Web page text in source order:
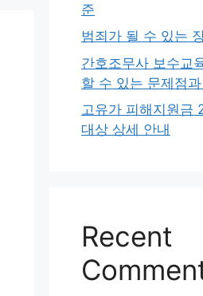
준
범죄가 될 수 있는
간호조무사 보수교
할 수 있는 문제점
고유가 피해지원금
대상 상세 안내
Recent